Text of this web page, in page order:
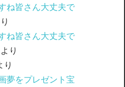
ね皆さん大丈夫で
ね皆さん大丈夫で
より
り
夢をプレゼント宝